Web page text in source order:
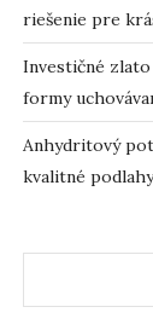
riešenie pre
Investičné
formy
Anhydritový
kvalitné podlahy